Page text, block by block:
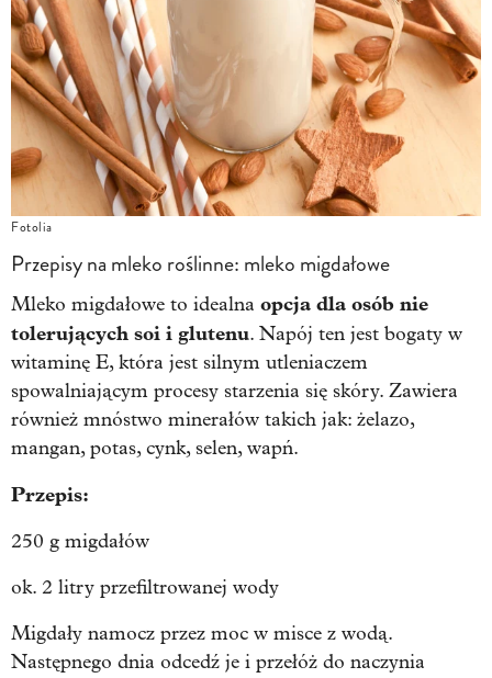
Fotolia
Przepisy na mleko roślinne: mleko migdałowe
Mleko migdałowe to idealna opcja dla osób nie
tolerujących soi i glutenu. Napój ten jest bogaty w
witaminę E, która jest silnym utleniaczem
spowalniającym procesy starzenia się skóry. Zawiera
również mnóstwo minerałów takich jak: żelazo,
mangan, potas, cynk, selen, wapń.
Przepis:
250 g migdałów
ok. 2 litry przefiltrowanej wody
Migdały namocz przez moc w misce z wodą.
Następnego dnia odcedź je i przełóż do naczynia